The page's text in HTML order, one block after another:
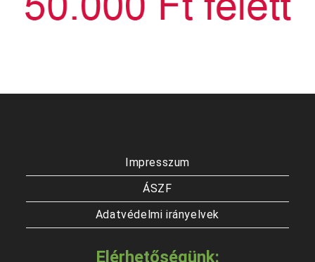
Impresszum
ÁSZF
Adatvédelmi irányelvek
Elérhetőségünk: